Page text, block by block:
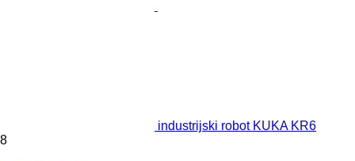
industrijski robot KUKA KR6
8